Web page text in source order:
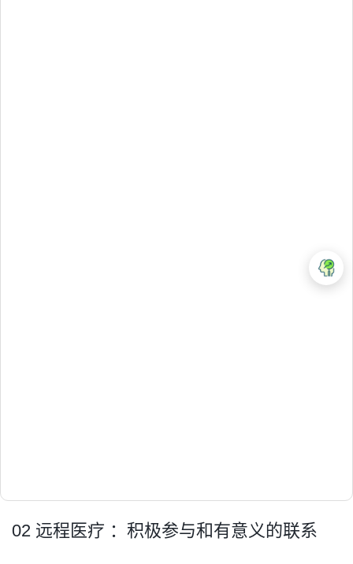
02 远程医疗 ：积极参与和有意义的联系